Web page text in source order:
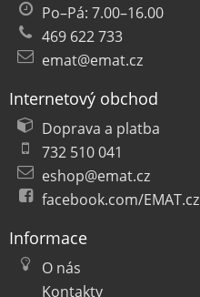
Po–Pá: 7.00–16.00
469 622 733
emat@emat.cz
Internetový obchod
Doprava a platba
732 510 041
eshop@emat.cz
facebook.com/EMAT.cz
Informace
O nás
Kontakty